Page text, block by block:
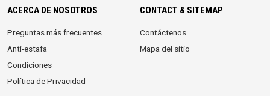
ACERCA DE NOSOTROS
Preguntas más frecuentes
Anti-estafa
Condiciones
Política de Privacidad
CONTACT & SITEMAP
Contáctenos
Mapa del sitio